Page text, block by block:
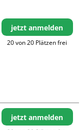
jetzt anmelden
20 von 20 Plätzen frei
jetzt anmelden